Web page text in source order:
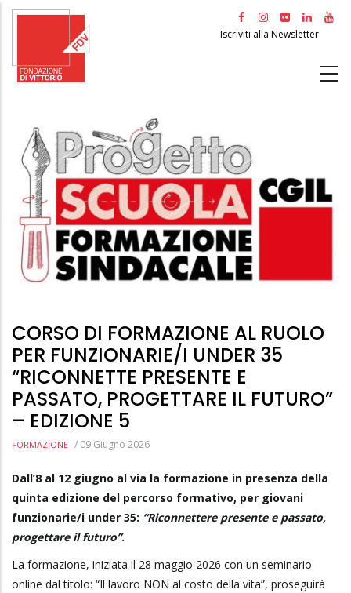
Salta
principale
Iscriviti alla Newsletter
CORSO DI FORMAZIONE AL RUOLO
PER FUNZIONARIE/I UNDER 35
“RICONNETTE PRESENTE E
PASSATO, PROGETTARE IL FUTURO”
– EDIZIONE 5
FORMAZIONE / 09 Giugno 2026
Dall’8 al 12 giugno al via la formazione in presenza della
quinta edizione del percorso formativo, per giovani
funzionarie/i under 35: “Riconnettere presente e passato,
progettare il futuro”.
La formazione, iniziata il 28 maggio 2026 con un seminario
online dal titolo: “Il lavoro NON al costo della vita”, proseguirà